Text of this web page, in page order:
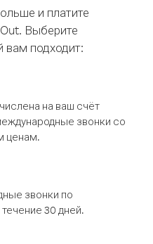
и платите
Выберите
вам подходит:
на ваш счёт
звонки со
ценам.
звонки по
30 дней.